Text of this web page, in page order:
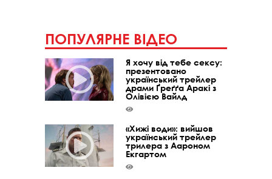
ПОПУЛЯРНЕ ВІДЕО
Я хочу від тебе сексу:
презентовано
український трейлер
драми Ґреґґа Аракі з
Олівією Вайлд
«Хижі води»: вийшов
український трейлер
трилера з Аароном
Екгартом